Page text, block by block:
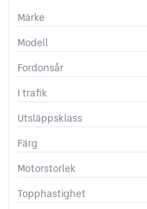
Märke
Modell
Fordonsår
I trafik
Utsläppsklass
Färg
Motorstorlek
Topphastighet